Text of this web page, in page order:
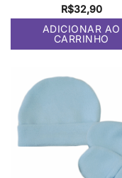
R$32,90
ADICIONAR AO
CARRINHO